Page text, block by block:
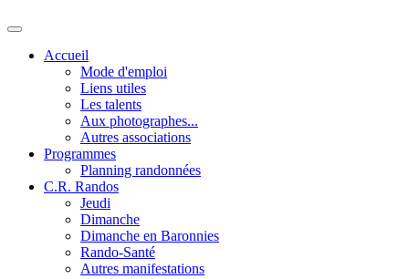
Accueil
Mode d'emploi
Liens utiles
Les talents
Aux photographes...
Autres associations
Programmes
Planning randonnées
C.R. Randos
Jeudi
Dimanche
Dimanche en Baronnies
Rando-Santé
Autres manifestations